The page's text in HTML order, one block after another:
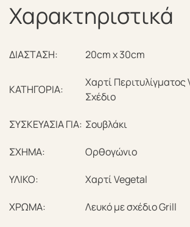
Χαρακτηριστικά
ΔΙΑΣΤΑΣΗ: 20cm x 30cm
ΚΑΤΗΓΟΡΙΑ:
Χαρτί
Σχέδιο
ΣΥΣΚΕΥΑΣΙΑ ΓΙΑ: Σουβλάκι
ΣΧΗΜΑ: Ορθογώνιο
ΥΛΙΚΟ: Χαρτί Vegetal
ΧΡΩΜΑ: Λευκό με σχέδιο Grill